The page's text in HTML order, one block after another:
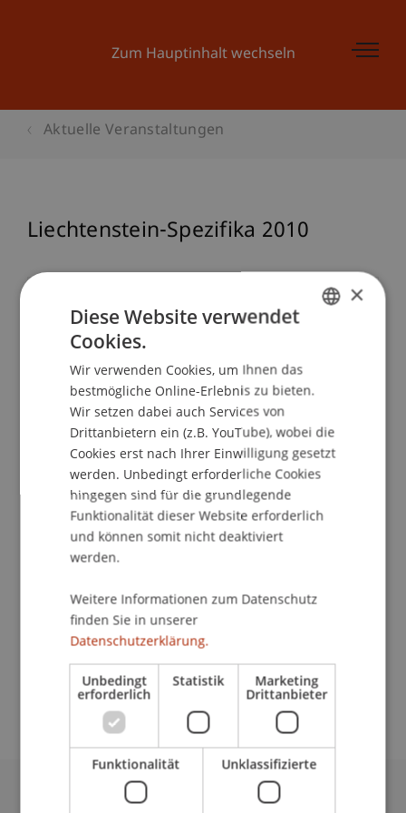
Zum Hauptinhalt wechseln
Aktuelle Veranstaltungen
Liechtenstein-Spezifika 2010
School/Professur:
Institut für Finanzdienstleistungen
Die TeilnehmerInnen erhalten einen Überblick
über die wirtschaftlichen, politischen, rechtlichen,
Charakteristika des Fürstentums Liechtenstein
und werden mit dessen Eigenheiten vertraut
gemacht. Dadurch soll die Integration in die
Landes- und Unternehmenskultur verbessert
werden.
Veranstaltungsdetails
Kontakt
Universität Liechtenstein
×
Diese Website verwendet
Cookies.
Wir verwenden Cookies, um Ihnen das
bestmögliche Online-Erlebnis zu bieten.
Wir setzen dabei auch Services von
Drittanbietern ein (z.B. YouTube), wobei die
Cookies erst nach Ihrer Einwilligung gesetzt
werden. Unbedingt erforderliche Cookies
hingegen sind für die grundlegende
Funktionalität dieser Website erforderlich
und können somit nicht deaktiviert
werden.
Weitere Informationen zum Datenschutz
finden Sie in unserer
Datenschutzerklärung.
Unbedingt
erforderlich
Statistik Marketing
Drittanbieter
Funktionalität Unklassifizierte